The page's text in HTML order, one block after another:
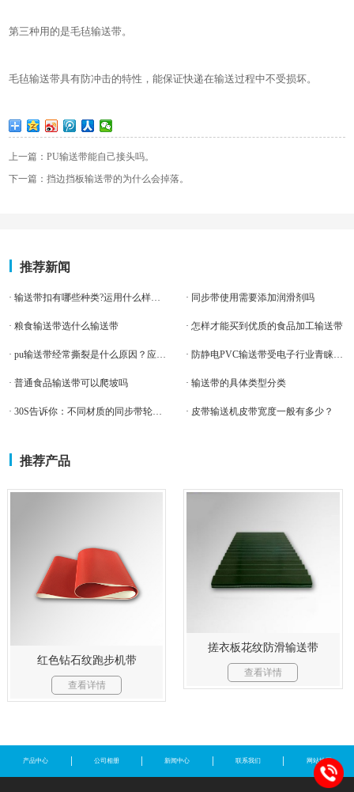
第三种用的是毛毡输送带。
毛毡输送带具有防冲击的特性，能保证快递在输送过程中不受损坏。
上一篇：PU输送带能自己接头吗。
下一篇：挡边挡板输送带的为什么会掉落。
推荐新闻
· 输送带扣有哪些种类?运用什么样的技术制造？ · 同步带使用需要添加润滑剂吗
· 粮食输送带选什么输送带 · 怎样才能买到优质的食品加工输送带
· pu输送带经常撕裂是什么原因？应该怎么办？ · 防静电PVC输送带受电子行业青睐的原因
· 普通食品输送带可以爬坡吗 · 输送带的具体类型分类
· 30S告诉你：不同材质的同步带轮有何特点？ · 皮带输送机皮带宽度一般有多少？
推荐产品
红色钻石纹跑步机带
查看详情
搓衣板花纹防滑输送带
查看详情
产品中心 公司相册 新闻中心 联系我们 网站地图